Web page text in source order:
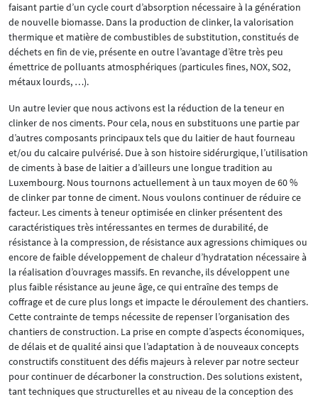
faisant partie d’un cycle court d’absorption nécessaire à la génération
de nouvelle biomasse. Dans la production de clinker, la valorisation
thermique et matière de combustibles de substitution, constitués de
déchets en fin de vie, présente en outre l’avantage d’être très peu
émettrice de polluants atmosphériques (particules fines, NOX, SO2,
métaux lourds, …).
Un autre levier que nous activons est la réduction de la teneur en
clinker de nos ciments. Pour cela, nous en substituons une partie par
d’autres composants principaux tels que du laitier de haut fourneau
et/ou du calcaire pulvérisé. Due à son histoire sidérurgique, l’utilisation
de ciments à base de laitier a d’ailleurs une longue tradition au
Luxembourg. Nous tournons actuellement à un taux moyen de 60 %
de clinker par tonne de ciment. Nous voulons continuer de réduire ce
facteur. Les ciments à teneur optimisée en clinker présentent des
caractéristiques très intéressantes en termes de durabilité, de
résistance à la compression, de résistance aux agressions chimiques ou
encore de faible développement de chaleur d’hydratation nécessaire à
la réalisation d’ouvrages massifs. En revanche, ils développent une
plus faible résistance au jeune âge, ce qui entraîne des temps de
coffrage et de cure plus longs et impacte le déroulement des chantiers.
Cette contrainte de temps nécessite de repenser l’organisation des
chantiers de construction. La prise en compte d’aspects économiques,
de délais et de qualité ainsi que l’adaptation à de nouveaux concepts
constructifs constituent des défis majeurs à relever par notre secteur
pour continuer de décarboner la construction. Des solutions existent,
tant techniques que structurelles et au niveau de la conception des